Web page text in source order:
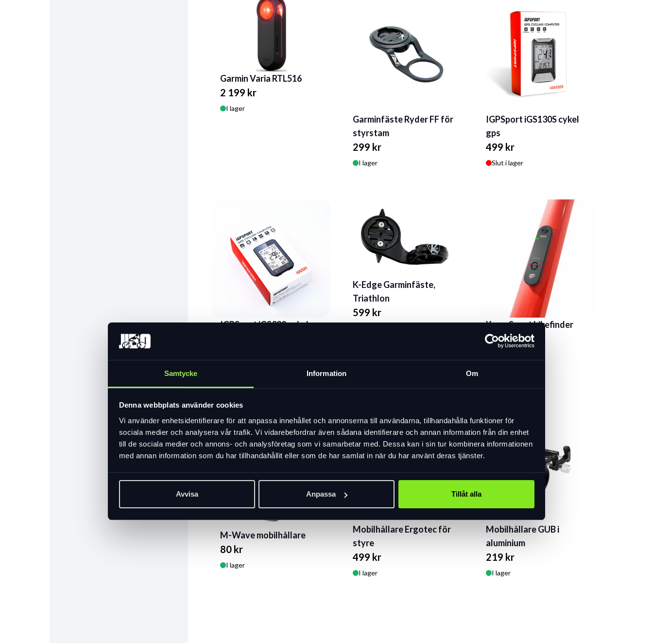
Samtycke Information Om
Denna webbplats använder cookies
Vi använder enhetsidentifierare för att anpassa innehållet och annonserna till användarna, tillhandahålla funktioner för
sociala medier och analysera vår trafik. Vi vidarebefordrar även sådana identifierare och annan information från din enhet
till de sociala medier och annons- och analysföretag som vi samarbetar med. Dessa kan i sin tur kombinera informationen
med annan information som du har tillhandahållit eller som de har samlat in när du har använt deras tjänster.
Avvisa Anpassa Tillåt alla
Garmin Varia RTL516
2 199 kr
I lager
Garminfäste Ryder FF för
styrstam
299 kr
I lager
IGPSport iGS130S cykel
gps
499 kr
Slut i lager
IGPSport iGS320 cykel
K-Edge Garminfäste,
Triathlon
599 kr
Knog Scout bikefinder
med larm
699 kr
M-Wave mobilhållare
80 kr
I lager
Mobilhållare Ergotec för
styre
499 kr
I lager
Mobilhållare GUB i
aluminium
219 kr
I lager